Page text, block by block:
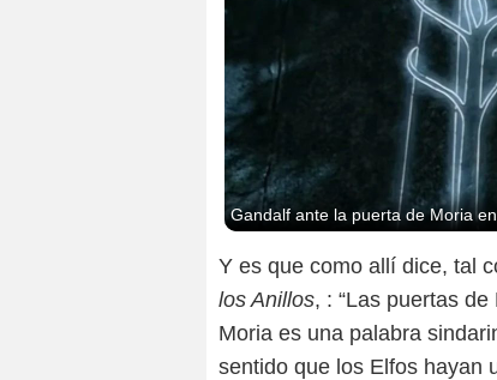
Gandalf ante la puerta de Moria
Y es que como allí dice, tal
los Anillos, : “Las puertas
Moria es una palabra
sentido que los Elfos hayan